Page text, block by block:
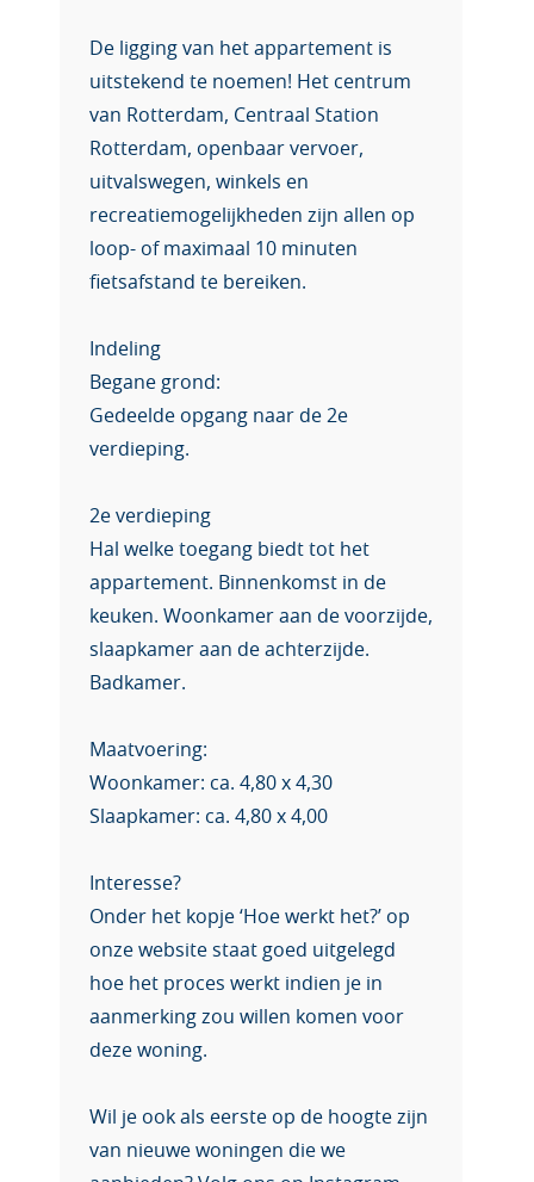
De ligging van het appartement is
uitstekend te noemen! Het centrum
van Rotterdam, Centraal Station
Rotterdam, openbaar vervoer,
uitvalswegen, winkels en
recreatiemogelijkheden zijn allen op
loop- of maximaal 10 minuten
fietsafstand te bereiken.
Indeling
Begane grond:
Gedeelde opgang naar de 2e
verdieping.
2e verdieping
Hal welke toegang biedt tot het
appartement. Binnenkomst in de
keuken. Woonkamer aan de voorzijde,
slaapkamer aan de achterzijde.
Badkamer.
Maatvoering:
Woonkamer: ca. 4,80 x 4,30
Slaapkamer: ca. 4,80 x 4,00
Interesse?
Onder het kopje ‘Hoe werkt het?’ op
onze website staat goed uitgelegd
hoe het proces werkt indien je in
aanmerking zou willen komen voor
deze woning.
Wil je ook als eerste op de hoogte zijn
van nieuwe woningen die we